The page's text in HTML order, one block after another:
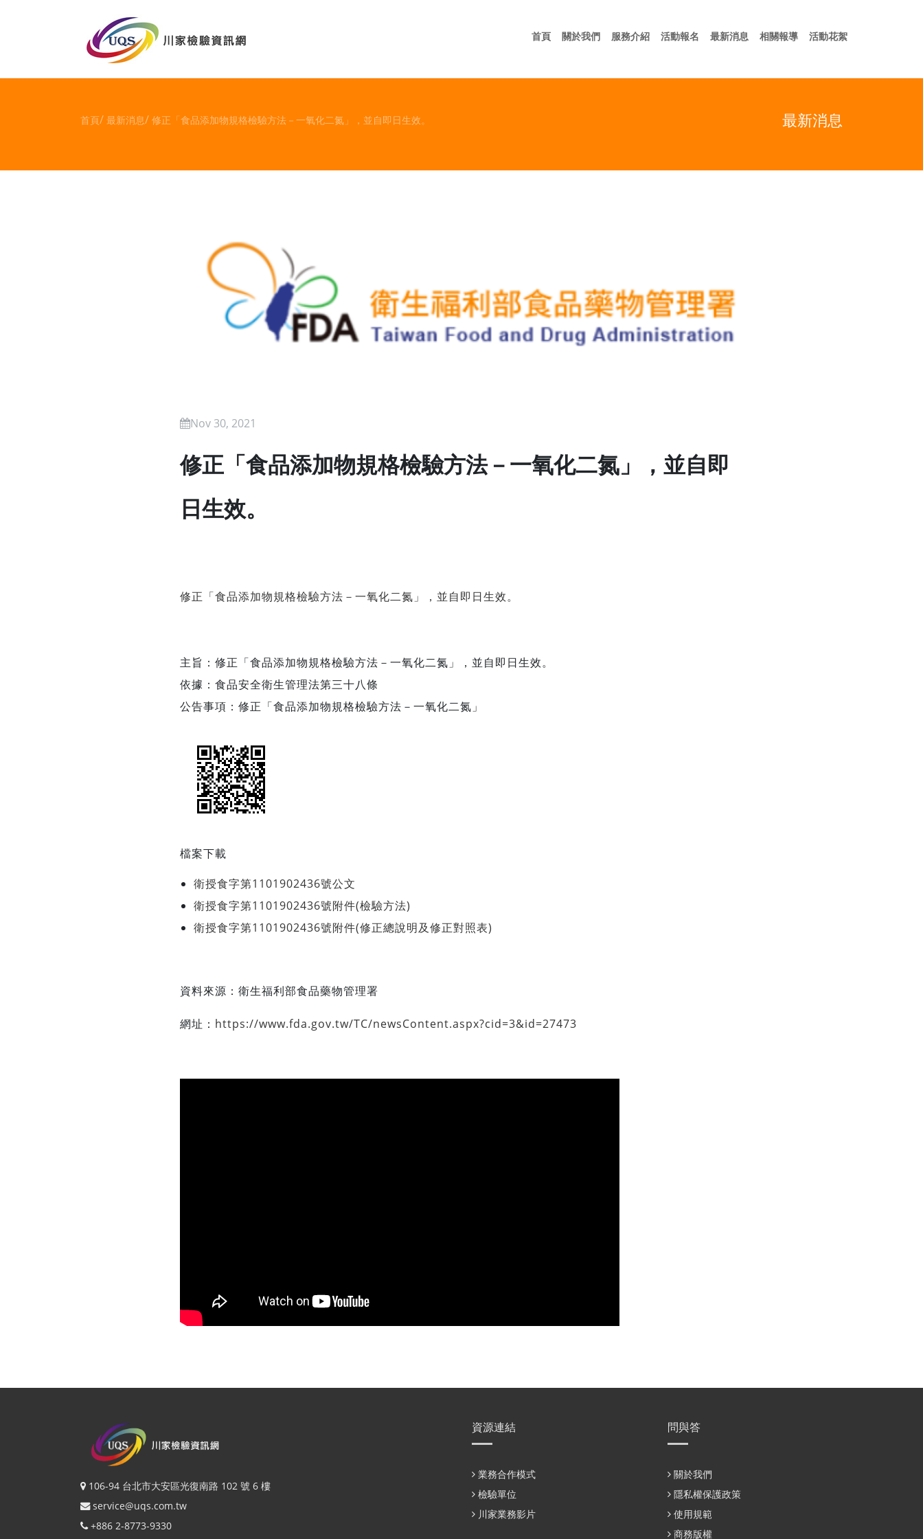
首頁首頁關於我們關於我們
服務介紹服務介紹
活動報名 活動報名
最新消息 最新消息
相關報導相關報導
活動花絮活動花絮
首頁 最新消息 修正「食品添加物規格檢驗方法－一氧化二氮」，並自即日生效。 最新消息
Nov 30, 2021
修正「食品添加物規格檢驗方法－一氧化二氮」，並自即
日生效。
修正「食品添加物規格檢驗方法－一氧化二氮」，並自即日生效。
主旨：修正「食品添加物規格檢驗方法－一氧化二氮」，並自即日生效。
依據：食品安全衛生管理法第三十八條
公告事項：修正「食品添加物規格檢驗方法－一氧化二氮」
檔案下載
衛授食字第1101902436號公文
衛授食字第1101902436號附件(檢驗方法)
衛授食字第1101902436號附件(修正總說明及修正對照表)
資料來源： 衛生福利部食品藥物管理署
網址： https://www.fda.gov.tw/TC/newsContent.aspx?cid=3&id=27473
106-94 台北市大安區光復南路 102 號 6 樓
service@uqs.com.tw
+886 2-8773-9330
資源連結
業務合作模式
檢驗單位
川家業務影片
問與答
關於我們
隱私權保護政策
使用規範
商務版權